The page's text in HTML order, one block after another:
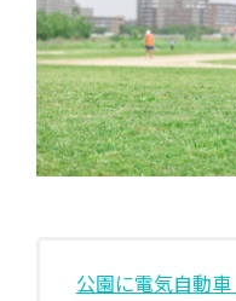
EV・充電の基礎知
設置・月額費用0円
営業パートナー募集
ニュース・展示会
公園に電気自動